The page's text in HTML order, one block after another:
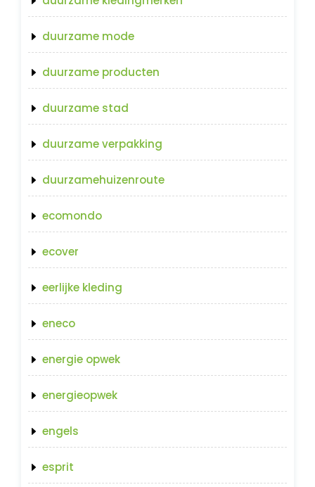
duurzame mode
duurzame producten
duurzame stad
duurzame verpakking
duurzamehuizenroute
ecomondo
ecover
eerlijke kleding
eneco
energie opwek
energieopwek
engels
esprit